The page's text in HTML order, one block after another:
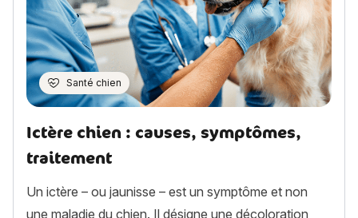
Santé chien
Ictère chien : causes, symptômes,
traitement
Un ictère – ou jaunisse – est un symptôme et non
une maladie du chien. Il désigne une décoloration